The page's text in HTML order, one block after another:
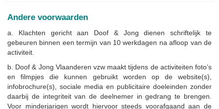
Andere voorwaarden
a. Klachten gericht aan Doof & Jong dienen schriftelijk te
gebeuren binnen een termijn van 10 werkdagen na afloop van de
activiteit.
b. Doof & Jong Vlaanderen vzw maakt tijdens de activiteiten foto’s
en filmpjes die kunnen gebruikt worden op de website(s),
infobrochure(s), sociale media en publicitaire doeleinden zonder
daarbij de integriteit van de deelnemer in gedrang te brengen.
Voor minderjarigen wordt hiervoor steeds voorafgaand aan de